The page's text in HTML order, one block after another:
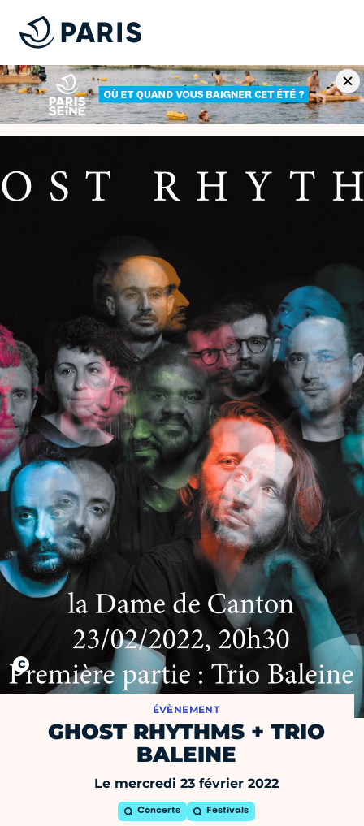
ÉVÈNEMENT
GHOST RHYTHMS + TRIO
BALEINE
Le mercredi 23 février 2022
Concerts Festivals